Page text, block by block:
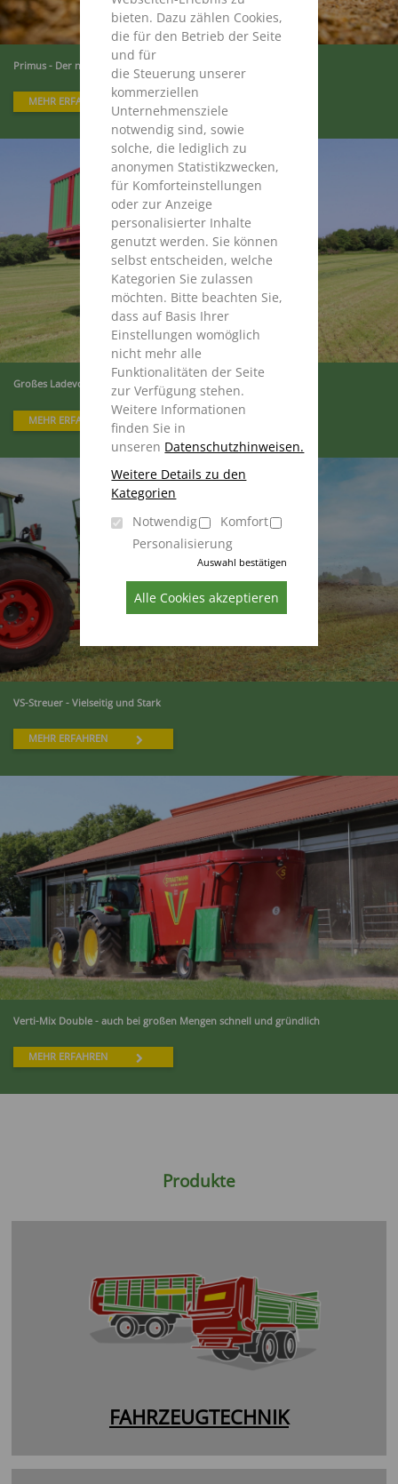
bieten. Dazu zählen Cookies,
die für den Betrieb der Seite
und für
die Steuerung unserer
kommerziellen
Unternehmensziele
notwendig sind, sowie
solche, die lediglich zu
anonymen Statistikzwecken,
für Komforteinstellungen
oder zur Anzeige
personalisierter Inhalte
genutzt werden. Sie können
selbst entscheiden, welche
Kategorien Sie zulassen
möchten. Bitte beachten Sie,
dass auf Basis Ihrer
Einstellungen womöglich
nicht mehr alle
Funktionalitäten der Seite
zur Verfügung stehen.
Weitere Informationen
finden Sie in
unseren Datenschutzhinweisen.
Weitere Details zu den
Kategorien
Notwendig
Komfort
Personalisierung
Auswahl bestätigen
Alle Cookies akzeptieren
Primus - Der neue Selbstfahrer
MEHR ERFAHREN
Großes Ladevolumen bei maximaler Effizienz
MEHR ERFAHREN
VS-Streuer - Vielseitig und Stark
MEHR ERFAHREN
Verti-Mix Double - auch bei großen Mengen schnell und gründlich
MEHR ERFAHREN
Produkte
FAHRZEUGTECHNIK